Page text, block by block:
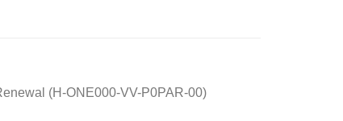
(H-ONE000-VV-P0PAR-00)